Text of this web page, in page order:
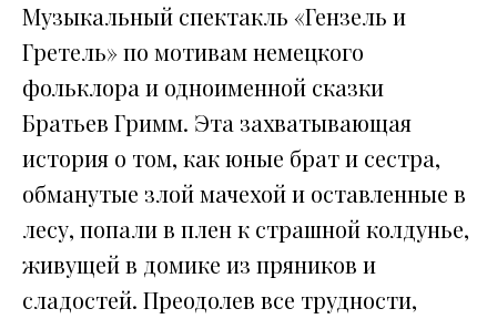
Музыкальный спектакль «Гензель и
Гретель» по мотивам немецкого
фольклора и одноименной сказки
Братьев Гримм. Эта захватывающая
история о том, как юные брат и сестра,
обманутые злой мачехой и оставленные в
лесу, попали в плен к страшной колдунье,
живущей в домике из пряников и
сладостей. Преодолев все трудности,